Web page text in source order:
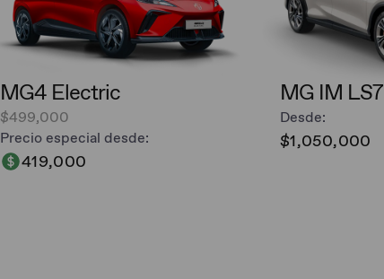
MG4 Electric
$499,000
Precio especial desde:
419,000
MG IM LS7
Desde:
$1,050,000